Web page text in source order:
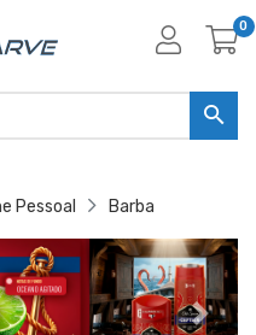
0
Pessoal Barba